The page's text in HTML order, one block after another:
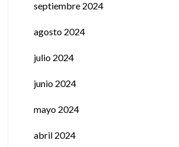
septiembre 2024
agosto 2024
julio 2024
junio 2024
mayo 2024
abril 2024